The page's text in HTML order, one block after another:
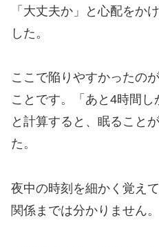
「大丈夫か」と心配をか
した。
ここで陥りやすかったの
ことです。「あと4時間し
と計算すると、眠ること
た。
夜中の時刻を細かく覚え
関係までは分かりません。